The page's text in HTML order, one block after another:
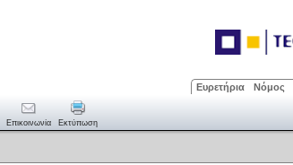
Ευρετήρια Νόμος
Επικοινωνία Εκτύπωση